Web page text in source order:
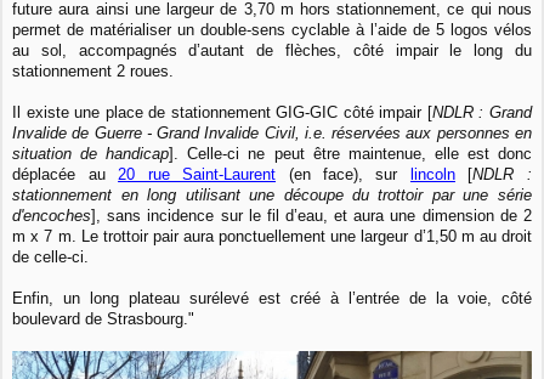
future aura ainsi une largeur de 3,70 m hors stationnement, ce qui nous
permet de matérialiser un double-sens cyclable à l’aide de 5 logos vélos
au sol, accompagnés d’autant de flèches, côté impair le long du
stationnement 2 roues.
Il existe une place de stationnement GIG-GIC côté impair [NDLR : Grand
Invalide de Guerre - Grand Invalide Civil, i.e. réservées aux personnes en
situation de handicap]. Celle-ci ne peut être maintenue, elle est donc
déplacée au20 rue Saint-Laurent (en face), sur lincoln[NDLR :
stationnement en long utilisant une découpe du trottoir par une série
d'encoches], sans incidence sur le fil d’eau, et aura une dimension de 2
m x 7 m. Le trottoir pair aura ponctuellement une largeur d’1,50 m au droit
de celle-ci.
Enfin, un long plateau surélevé est créé à l’entrée de la voie, côté
boulevard de Strasbourg."